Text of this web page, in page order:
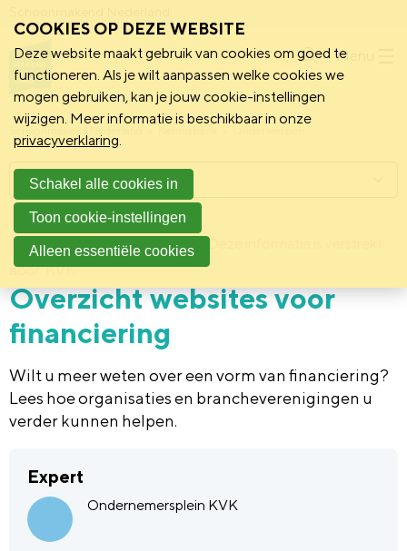
Menu
Schoonmakend Nederland
Achtergrond 18 november 2013
Deze informatie is verstrekt
door: KVK
Overzicht websites voor
financiering
Wilt u meer weten over een vorm van financiering?
Lees hoe organisaties en brancheverenigingen u
verder kunnen helpen.
Expert
Ondernemersplein KVK
Menu
COOKIES OP DEZE WEBSITE
Deze website maakt gebruik van cookies om goed te
functioneren. Als je wilt aanpassen welke cookies we
mogen gebruiken, kan je jouw cookie-instellingen
wijzigen. Meer informatie is beschikbaar in onze
privacyverklaring.
Schakel alle cookies in
Toon cookie-instellingen
Alleen essentiële cookies